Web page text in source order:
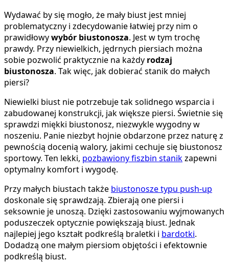
Wydawać by się mogło, że mały biust jest mniej
problematyczny i zdecydowanie łatwiej przy nim o
prawidłowywybór biustonosza. Jest w tym trochę
prawdy. Przy niewielkich, jędrnych piersiach można
sobie pozwolić praktycznie na każdy rodzaj
biustonosza. Tak więc, jak dobierać stanik do małych
piersi?
Niewielki biust nie potrzebuje tak solidnego wsparcia i
zabudowanej konstrukcji, jak większe piersi. Świetnie się
sprawdzi miękki biustonosz, niezwykle wygodny w
noszeniu. Panie niezbyt hojnie obdarzone przez naturę z
pewnością docenią walory, jakimi cechuje się biustonosz
sportowy. Ten lekki, pozbawiony fiszbin stanikzapewni
optymalny komfort i wygodę.
Przy małych biustach także biustonosze typu push-up
doskonale się sprawdzają. Zbierają one piersi i
seksownie je unoszą. Dzięki zastosowaniu wyjmowanych
poduszeczek optycznie powiększają biust. Jednak
najlepiej jego kształt podkreślą braletki i bardotki.
Dodadzą one małym piersiom objętości i efektownie
podkreślą biust.